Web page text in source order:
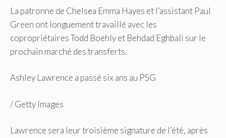
La patronne de Chelsea Emma Hayes et l’assistant Paul
Green ont longuement travaillé avec les
copropriétaires Todd Boehly et Behdad Eghbali sur le
prochain marché des transferts.
Ashley Lawrence a passé six ans au PSG
/Getty Images
Lawrence sera leur troisième signature de l’été, après